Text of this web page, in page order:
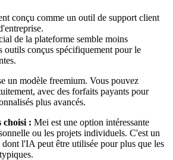
conçu comme un outil de support client
de la plateforme semble moins
outils conçus spécifiquement pour le
un modèle freemium. Vous pouvez
avec des forfaits payants pour
plus avancés.
choisi : Mei est une option intéressante
ou les projets individuels. C'est un
l'IA peut être utilisée pour plus que les